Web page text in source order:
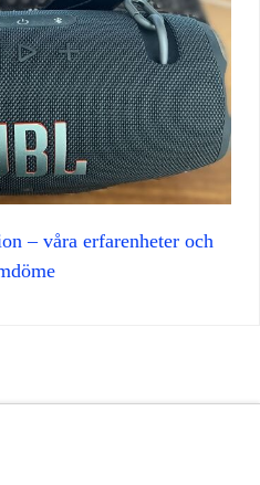
– våra erfarenheter och